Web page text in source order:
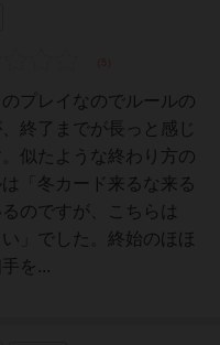
プレイなのでルールの
終了までが長っと感じ
似たような終わり方の
「冬カード来るな来る
のですが、こちらは
」でした。終始のほほ
を...